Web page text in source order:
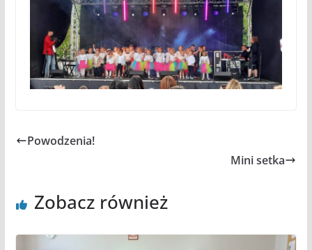
Powodzenia!
Mini setka
Zobacz również